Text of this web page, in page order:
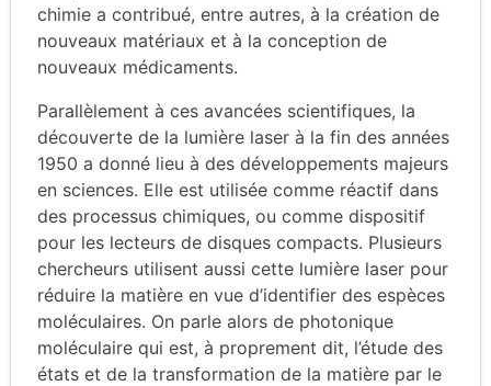
chimie a contribué, entre autres, à la création de
nouveaux matériaux et à la conception de
nouveaux médicaments.
Parallèlement à ces avancées scientifiques, la
découverte de la lumière laser à la fin des années
1950 a donné lieu à des développements majeurs
en sciences. Elle est utilisée comme réactif dans
des processus chimiques, ou comme dispositif
pour les lecteurs de disques compacts. Plusieurs
chercheurs utilisent aussi cette lumière laser pour
réduire la matière en vue d’identifier des espèces
moléculaires. On parle alors de photonique
moléculaire qui est, à proprement dit, l’étude des
états et de la transformation de la matière par le